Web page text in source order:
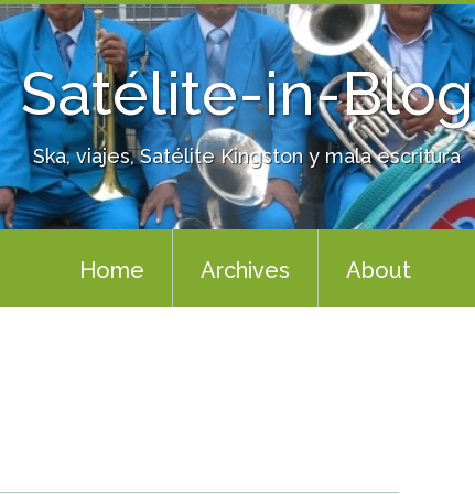
Satélite-in-Blog
Ska, viajes, Satélite Kingston y mala escritura
Home Archives About